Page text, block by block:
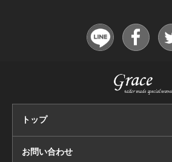
トップ
お問い合わせ